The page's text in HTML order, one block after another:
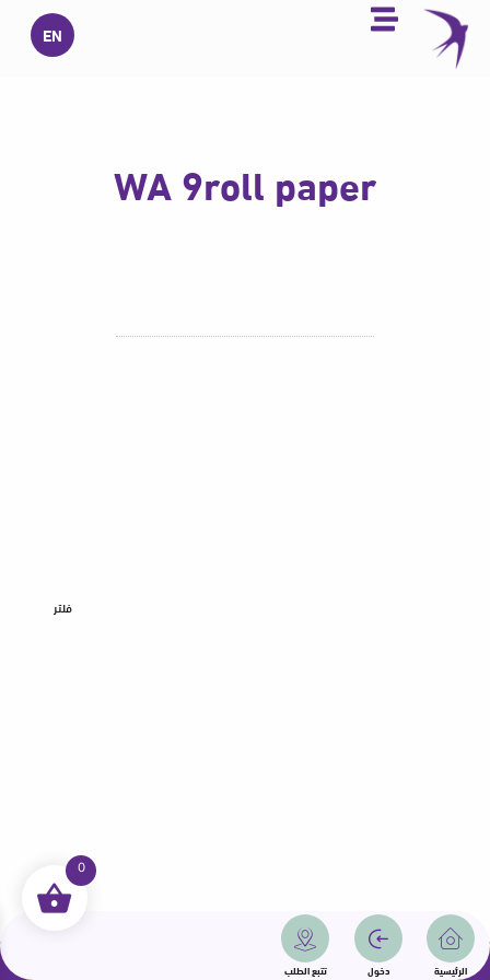
تخطي
المحتوى
EN
الرئيسية دخول تتبع الطلب
WA 9roll paper
فلتر
جميع الحقوق محفوظة | سمامة 2025 | دولة قطر
0